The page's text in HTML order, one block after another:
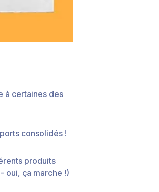
à certaines des
consolidés !
produits
oui, ça marche !)